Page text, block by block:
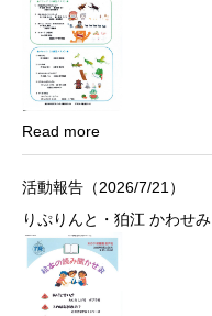
Read more
活動報告（2026/7/21）
りぷりんと・狛江 かわせみ